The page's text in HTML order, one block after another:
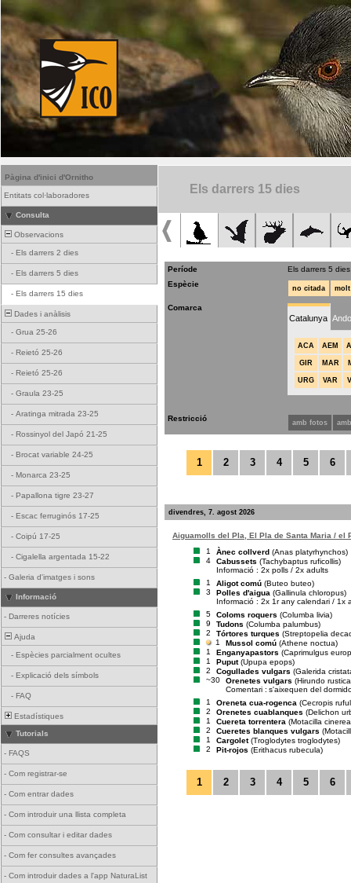
Pàgina d'inici d'Ornitho
Entitats col·laboradores
Consulta
Observacions
- Els darrers 2 dies
- Els darrers 5 dies
- Els darrers 15 dies
Dades i anàlisis
- Grua 25-26
- Reietó 25-26
- Reietó 25-26
- Graula 23-25
- Aratinga mitrada 23-25
- Rossinyol del Japó 21-25
- Brocat variable 24-25
- Monarca 23-25
- Papallona tigre 23-27
- Escac ferruginós 17-25
- Coipú 17-25
- Cigalella argentada 15-22
- Galeria d'imatges i sons
Informació
- Darreres notícies
Ajuda
- Espècies parcialment ocultes
- Explicació dels símbols
- FAQ
Estadístiques
Tutorials
- FAQS
- Com registrar-se
- Com entrar dades
- Com introduir una llista completa
- Com consultar i editar dades
- Com fer consultes avançades
- Com introduir dades a l'app NaturaList
Els darrers 15 dies
Període
Els darrers 5 dies
Espècie
no citada
Comarca
Catalunya
ACA AEM
GIR MAR
URG VAR
Restricció amb fotos
1 2 3 4 5 6
divendres, 7. agost 2026
Aiguamolls del Pla, El Pla de Santa Maria / el
1
Ànec collverd (Anas platyrhynchos)
4
Cabussets (Tachybaptus ruficollis)
Informació : 2x polls / 2x adults
1
Aligot comú (Buteo buteo)
3
Polles d'aigua (Gallinula chloropus)
Informació : 2x 1r any calendari / 1x
5
Coloms roquers (Columba livia)
9
Tudons (Columba palumbus)
2
Tórtores turques (Streptopelia
1
Mussol comú (Athene noctua)
1
Enganyapastors (Caprimulgus
1
Puput (Upupa epops)
2
Cogullades vulgars (Galerida
~30
Orenetes vulgars (Hirundo
Comentari : s'aixequen del
1
Oreneta cua-rogenca (Cecropis
2
Orenetes cuablanques (Delichon
1
Cuereta torrentera (Motacilla
2
Cueretes blanques vulgars
1
Cargolet (Troglodytes troglodytes)
2
Pit-rojos (Erithacus rubecula)
1 2 3 4 5 6